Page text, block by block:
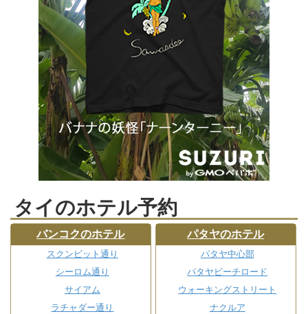
タイのホテル予約
バンコクのホテル
スクンビット通り
シーロム通り
サイアム
ラチャダー通り
パタヤのホテル
パタヤ中心部
パタヤビーチロード
ウォーキングストリート
ナクルア